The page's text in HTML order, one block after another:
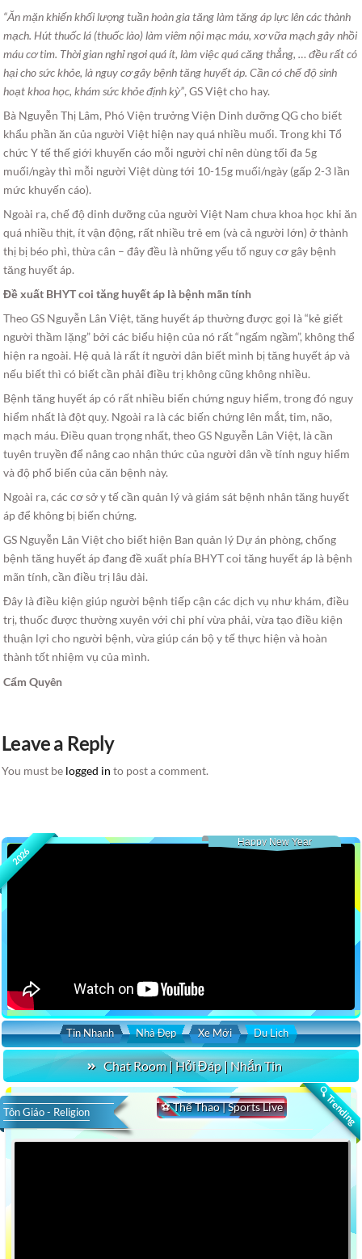
“Ăn mặn khiến khối lượng tuần hoàn gia tăng làm tăng áp lực lên các thành
mạch. Hút thuốc lá (thuốc lào) làm viêm nội mạc máu, xơ vữa mạch gây nhồi
máu cơ tim. Thời gian nghỉ ngơi quá ít, làm việc quá căng thẳng, … đều rất có
hại cho sức khỏe, là nguy cơ gây bệnh tăng huyết áp. Cần có chế độ sinh
hoạt khoa học, khám sức khỏe định kỳ”, GS Việt cho hay.
Bà Nguyễn Thị Lâm, Phó Viện trưởng Viện Dinh dưỡng QG cho biết
khẩu phần ăn của người Việt hiện nay quá nhiều muối. Trong khi Tổ
chức Y tế thế giới khuyến cáo mỗi người chỉ nên dùng tối đa 5g
muối/ngày thì mỗi người Việt dùng tới 10-15g muối/ngày (gấp 2-3 lần
mức khuyến cáo).
Ngoài ra, chế độ dinh dưỡng của người Việt Nam chưa khoa học khi ăn
quá nhiều thịt, ít vận động, rất nhiều trẻ em (và cả người lớn) ở thành
thị bị béo phì, thừa cân – đây đều là những yếu tố nguy cơ gây bệnh
tăng huyết áp.
Đề xuất BHYT coi tăng huyết áp là bệnh mãn tính
Theo GS Nguyễn Lân Việt, tăng huyết áp thường được gọi là “kẻ giết
người thầm lặng” bởi các biểu hiện của nó rất “ngấm ngầm”, không thể
hiện ra ngoài. Hệ quả là rất ít người dân biết mình bị tăng huyết áp và
nếu biết thì có biết cần phải điều trị không cũng không nhiều.
Bệnh tăng huyết áp có rất nhiều biến chứng nguy hiểm, trong đó nguy
hiểm nhất là đột quỵ. Ngoài ra là các biến chứng lên mắt, tim, não,
mạch máu. Điều quan trọng nhất, theo GS Nguyễn Lân Việt, là cần
tuyên truyền để nâng cao nhận thức của người dân về tính nguy hiểm
và độ phổ biến của căn bệnh này.
Ngoài ra, các cơ sở y tế cần quản lý và giám sát bệnh nhân tăng huyết
áp để không bị biến chứng.
GS Nguyễn Lân Việt cho biết hiện Ban quản lý Dự án phòng, chống
bệnh tăng huyết áp đang đề xuất phía BHYT coi tăng huyết áp là bệnh
mãn tính, cần điều trị lâu dài.
Đây là điều kiện giúp người bệnh tiếp cận các dịch vụ như khám, điều
trị, thuốc được thường xuyên với chi phí vừa phải, vừa tạo điều kiện
thuận lợi cho người bệnh, vừa giúp cán bộ y tế thực hiện và hoàn
thành tốt nhiệm vụ của mình.
Cẩm Quyên
Leave a Reply
You must be logged in to post a comment.
2026
Happy New Year
Tin Nhanh Nhà Đẹp Xe Mới Du Lịch
Chat Room | Hỏi Đáp | Nhắn Tin
🔍 Trending
⚽ Thể Thao | Sports Live
Tôn Giáo - Religion